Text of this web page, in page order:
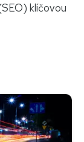
klíčovou